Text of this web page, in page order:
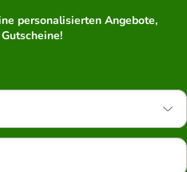
personalisierten Angebote,